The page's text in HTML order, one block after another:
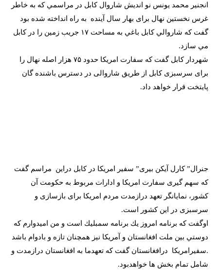
انجنیر محمد یونس نو اندیش شاروال کابل در مراسمي که به خاطر
غرس نخستین نهال برای بهار سال آینده
به راه انداخته شده بود
گفت كه شاروالي كابل باغي به مساحت ۱۷ جريب زمين را در كابل
مي سازد.
شهردار كابل گفت که سفارت امریکا حدود ۷۵ هزار اصله نهال را
برای سرسبزی کابل از طریق شاروالی در دسترس باشنده گان
پایتخت قرار خواهد داد.
جنرال” کارل آیکن بیری” سفیر امریکا در کابل دراين
مراسم گفت
که سهم گیری سفارت امریکا و ادارات مربوط به حکومت آن
کشور، نمایانگر تعهد درازمدت مردم امریکا برای بازسازی و
سرسبزی در این کشور است.
اوگفت كه برنامه امروز يك برنامه سمبليك است و من اميدوارم كه
دوستي بين ملت افغانستان و آمريكا نيز همچنان تازه و بادوام باشد
.سفيرامريكا
درافغانستان گفت كه تعهدما به افغانستان درازمدت و
شامل تمام بخش ها خواهدبود.